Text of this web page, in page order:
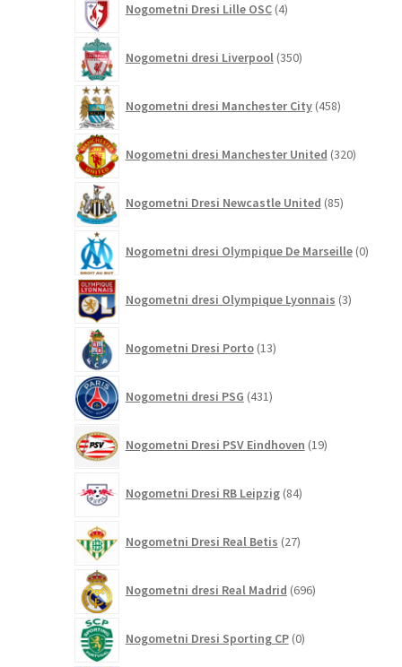
Nogometni Dresi Lille OSC 4izdelki
Nogometni dresi Liverpool 350izdelkov
Nogometni dresi Manchester City 458izdelkov
Nogometni dresi Manchester United 320izdelkov
Nogometni Dresi Newcastle United 85izdelkov
Nogometni dresi Olympique De Marseille 0
Nogometni dresi Olympique Lyonnais 3izdelki
Nogometni Dresi Porto 13izdelkov
Nogometni dresi PSG 431izdelkov
Nogometni Dresi PSV Eindhoven 19izdelkov
Nogometni Dresi RB Leipzig 84izdelkov
Nogometni Dresi Real Betis 27izdelkov
Nogometni dresi Real Madrid 696izdelkov
Nogometni Dresi Sporting CP 0izdelkov